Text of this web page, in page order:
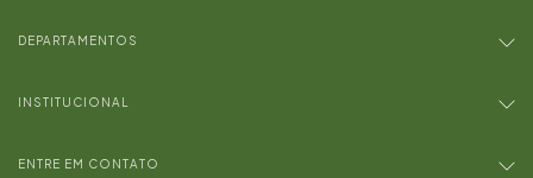
DEPARTAMENTOS
INSTITUCIONAL
ENTRE EM CONTATO